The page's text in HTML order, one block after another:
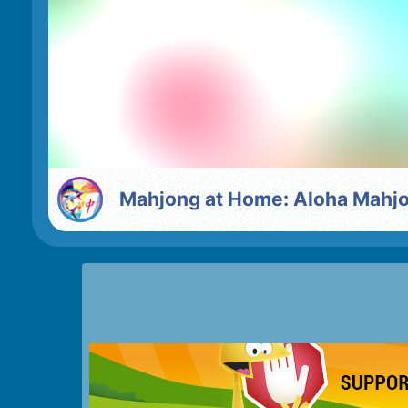
Mahjong at Home: Aloha